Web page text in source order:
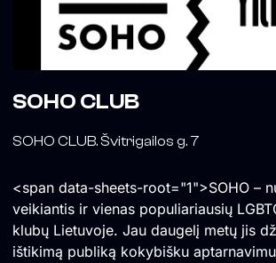
SOHO CLUB
SOHO CLUB. Švitrigailos g. 7
<span data-sheets-root="1">SOHO –
veikiantis ir vienas populiariausių
klubų Lietuvoje. Jau daugelį metų jis
ištikimą publiką kokybišku